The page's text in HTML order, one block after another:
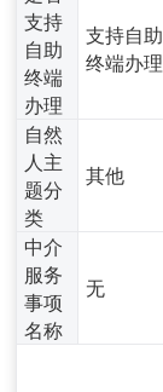
支持
自助
终端
办理
支持自助
终端办理
自然
人主
题分
类
其他
中介
服务
事项
名称
无